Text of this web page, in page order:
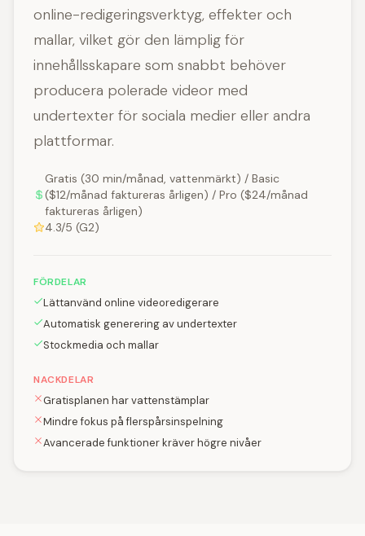
online-redigeringsverktyg, effekter och
mallar, vilket gör den lämplig för
innehållsskapare som snabbt behöver
producera polerade videor med
undertexter för sociala medier eller andra
plattformar.
Gratis (30 min/månad, vattenmärkt) / Basic
($12/månad faktureras årligen) / Pro ($24/månad
faktureras årligen)
4.3/5 (G2)
FÖRDELAR
Lättanvänd online videoredigerare
Automatisk generering av undertexter
Stockmedia och mallar
NACKDELAR
Gratisplanen har vattenstämplar
Mindre fokus på flerspårsinspelning
Avancerade funktioner kräver högre nivåer